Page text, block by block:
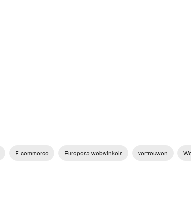
E-commerce Europese webwinkels vertrouwen